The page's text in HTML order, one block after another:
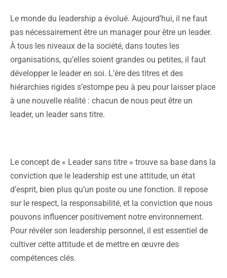
Le monde du leadership a évolué. Aujourd’hui, il ne faut
pas nécessairement être un manager pour être un leader.
À tous les niveaux de la société, dans toutes les
organisations, qu’elles soient grandes ou petites, il faut
développer le leader en soi. L’ère des titres et des
hiérarchies rigides s’estompe peu à peu pour laisser place
à une nouvelle réalité : chacun de nous peut être un
leader, un leader sans titre.
Le concept de « Leader sans titre » trouve sa base dans la
conviction que le leadership est une attitude, un état
d’esprit, bien plus qu’un poste ou une fonction. Il repose
sur le respect, la responsabilité, et la conviction que nous
pouvons influencer positivement notre environnement.
Pour révéler son leadership personnel, il est essentiel de
cultiver cette attitude et de mettre en œuvre des
compétences clés.